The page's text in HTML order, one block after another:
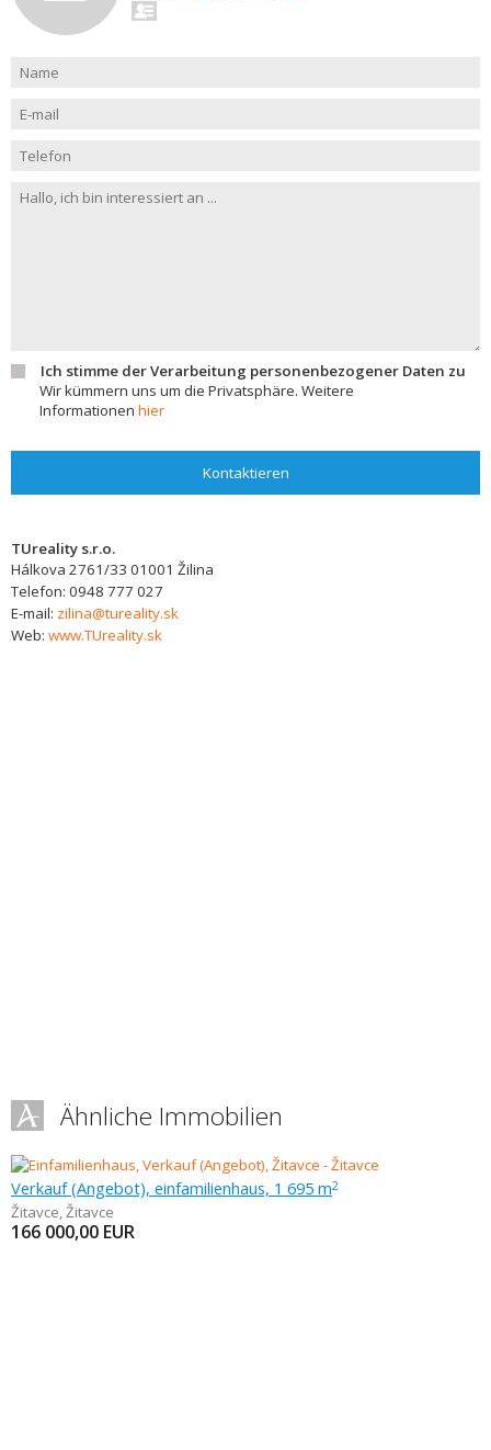
Ich stimme der Verarbeitung personenbezogener Daten zu
Wir kümmern uns um die Privatsphäre. Weitere
Informationen hier
Kontaktieren
TUreality s.r.o.
Hálkova 2761/33 01001 Žilina
Telefon: 0948 777 027
E-mail: zilina@tureality.sk
Web: www.TUreality.sk
Ähnliche Immobilien
Verkauf (Angebot), einfamilienhaus, 1 695 m2
Žitavce,Žitavce
166 000,00 EUR